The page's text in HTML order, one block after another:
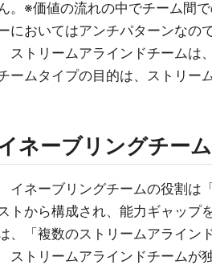
。※価値の流れの中でチーム間
においてはアンチパターンなの
ストリームアラインドチームは
ームタイプの目的は、ストリー
ネーブリングチーム
イネーブリングチームの役割は
トから構成され、能力ギャップ
、「複数のストリームアライン
ストリームアラインドチームが